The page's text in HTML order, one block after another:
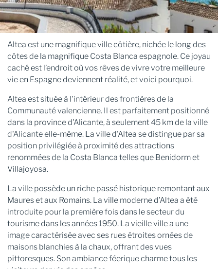
Altea est une magnifique ville côtière, nichée le long des
côtes de la magnifique Costa Blanca espagnole. Ce joyau
caché est l’endroit où vos rêves de vivre votre meilleure
vie en Espagne deviennent réalité, et voici pourquoi.
Altea est située à l'intérieur des frontières de la
Communauté valencienne. Il est parfaitement positionné
dans la province d'Alicante, à seulement 45 km de la ville
d'Alicante elle-même. La ville d'Altea se distingue par sa
position privilégiée à proximité des attractions
renommées de la Costa Blanca telles que Benidorm et
Villajoyosa.
La ville possède un riche passé historique remontant aux
Maures et aux Romains. La ville moderne d’Altea a été
introduite pour la première fois dans le secteur du
tourisme dans les années 1950. La vieille ville a une
image caractérisée avec ses rues étroites ornées de
maisons blanchies à la chaux, offrant des vues
pittoresques. Son ambiance féerique charme tous les